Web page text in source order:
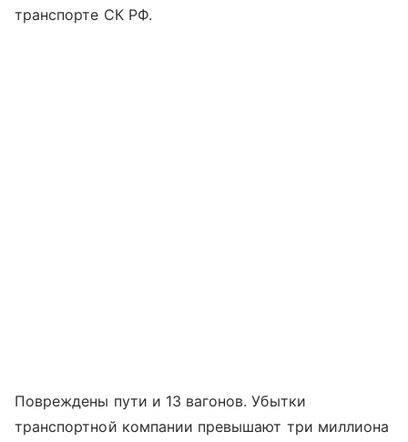
транспорте СК РФ.
Повреждены пути и 13 вагонов. Убытки
транспортной компании превышают три миллиона